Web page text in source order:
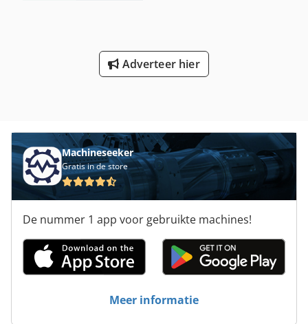
x h) - Transportgewicht [kg]: 900kg - Transportcolli [st.]: 1
Financiële informatie BTW: De getoonde prijs is exclusief
BTW BTW/marge: BTW verrekenbaar voor ondernemers
Adverteer hier
Machineseeker
Gratis in de store
De nummer 1 app voor gebruikte machines!
Meer informatie